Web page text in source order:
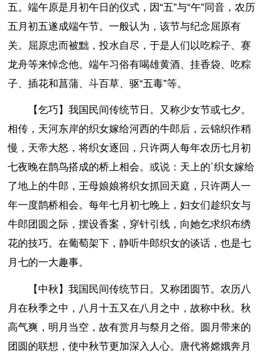
五。端午原是月初午日的仪式，因“五”与“午”同音，农历
五月初五遂成端午节。一般认为，该节与纪念屈原有
关。屈原忠而被黜，投水自尽，于是人们以吃粽子、赛
龙舟等来悼念他。端午习俗有喝雄黄酒、挂香袋、吃粽
子、插花和菖蒲、斗百草、驱“五毒”等。
【乞巧】我国民间传统节日。又称少女节或七夕。
相传，天河东岸的织女嫁给河西的牛郎后，云锦织作稍
慢，天帝大怒，将织女逐回，只许两人每年农历七月初
七夜晚在鹊鸟搭成的桥上相会。或说：天上的`织女嫁给
了地上的牛郎，王母娘娘将织女抓回天庭，只许两人一
年一度鹊桥相会。每年七月初七晚上，妇女们趁织女与
牛郎团圆之际，摆设香案，穿针引线，向她乞求织布绣
花的技巧。在葡萄架下，静听牛郎织女的谈话，也是七
月七的一大趣事。
【中秋】我国民间传统节日。又称团圆节。农历八
月在秋季之中，八月十五又在八月之中，故称中秋。秋
高气爽，明月当空，故有赏月与祭月之俗。圆月带来的
团圆的联想，使中秋节更加深入人心。唐代将嫦娥奔月